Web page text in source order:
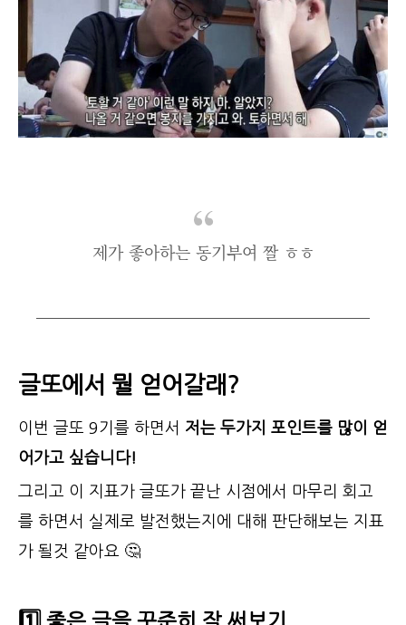
제가 좋아하는 동기부여 짤 ㅎㅎ
글또에서 뭘 얻어갈래?
이번 글또 9기를 하면서 저는 두가지 포인트를 많이 얻
어가고 싶습니다!
그리고 이 지표가 글또가 끝난 시점에서 마무리 회고
를 하면서 실제로 발전했는지에 대해 판단해보는 지표
가 될것 같아요 🤔